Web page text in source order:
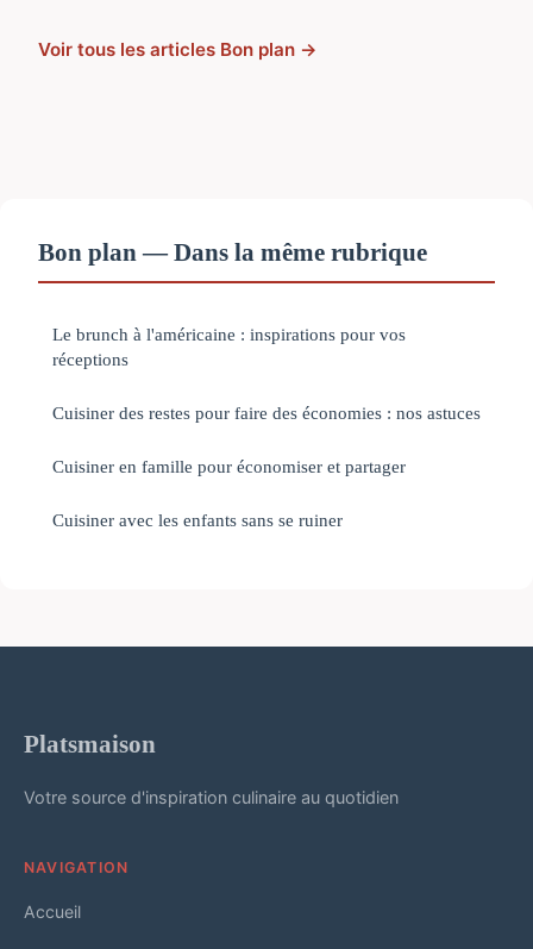
Voir tous les articles Bon plan →
Bon plan — Dans la même rubrique
Le brunch à l'américaine : inspirations pour vos
réceptions
Cuisiner des restes pour faire des économies : nos astuces
Cuisiner en famille pour économiser et partager
Cuisiner avec les enfants sans se ruiner
Platsmaison
Votre source d'inspiration culinaire au quotidien
NAVIGATION
Accueil